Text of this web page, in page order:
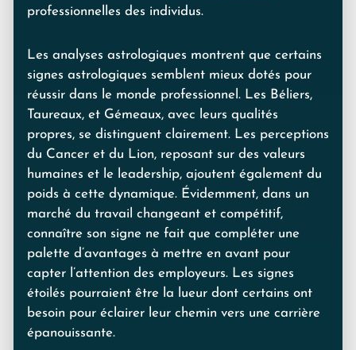
professionnelles des individus.
Les analyses astrologiques montrent que certains
signes astrologiques semblent mieux dotés pour
réussir dans le monde professionnel. Les Béliers,
Taureaux, et Gémeaux, avec leurs qualités
propres, se distinguent clairement. Les perceptions
du Cancer et du Lion, reposant sur des valeurs
humaines et le leadership, ajoutent également du
poids à cette dynamique. Évidemment, dans un
marché du travail changeant et compétitif,
connaître son signe ne fait que compléter une
palette d’avantages à mettre en avant pour
capter l’attention des employeurs. Les signes
étoilés pourraient être la lueur dont certains ont
besoin pour éclairer leur chemin vers une carrière
épanouissante.